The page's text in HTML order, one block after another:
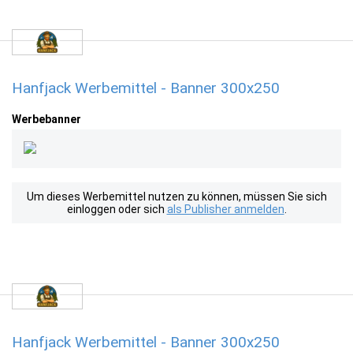
Hanfjack Werbemittel - Banner 300x250
Werbebanner
Um dieses Werbemittel nutzen zu können, müssen Sie sich
einloggen oder sich als Publisher anmelden
Hanfjack Werbemittel - Banner 300x250